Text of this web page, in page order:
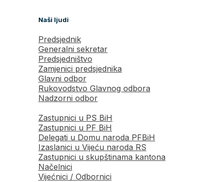
Naši ljudi
Predsjednik
Generalni sekretar
Predsjedništvo
Zamjenici predsjednika
Glavni odbor
Rukovodstvo Glavnog odbora
Nadzorni odbor
Zastupnici u PS BiH
Zastupnici u PF BiH
Delegati u Domu naroda PFBiH
Izaslanici u Vijeću naroda RS
Zastupnici u skupštinama kantona
Načelnici
Vijećnici / Odbornici